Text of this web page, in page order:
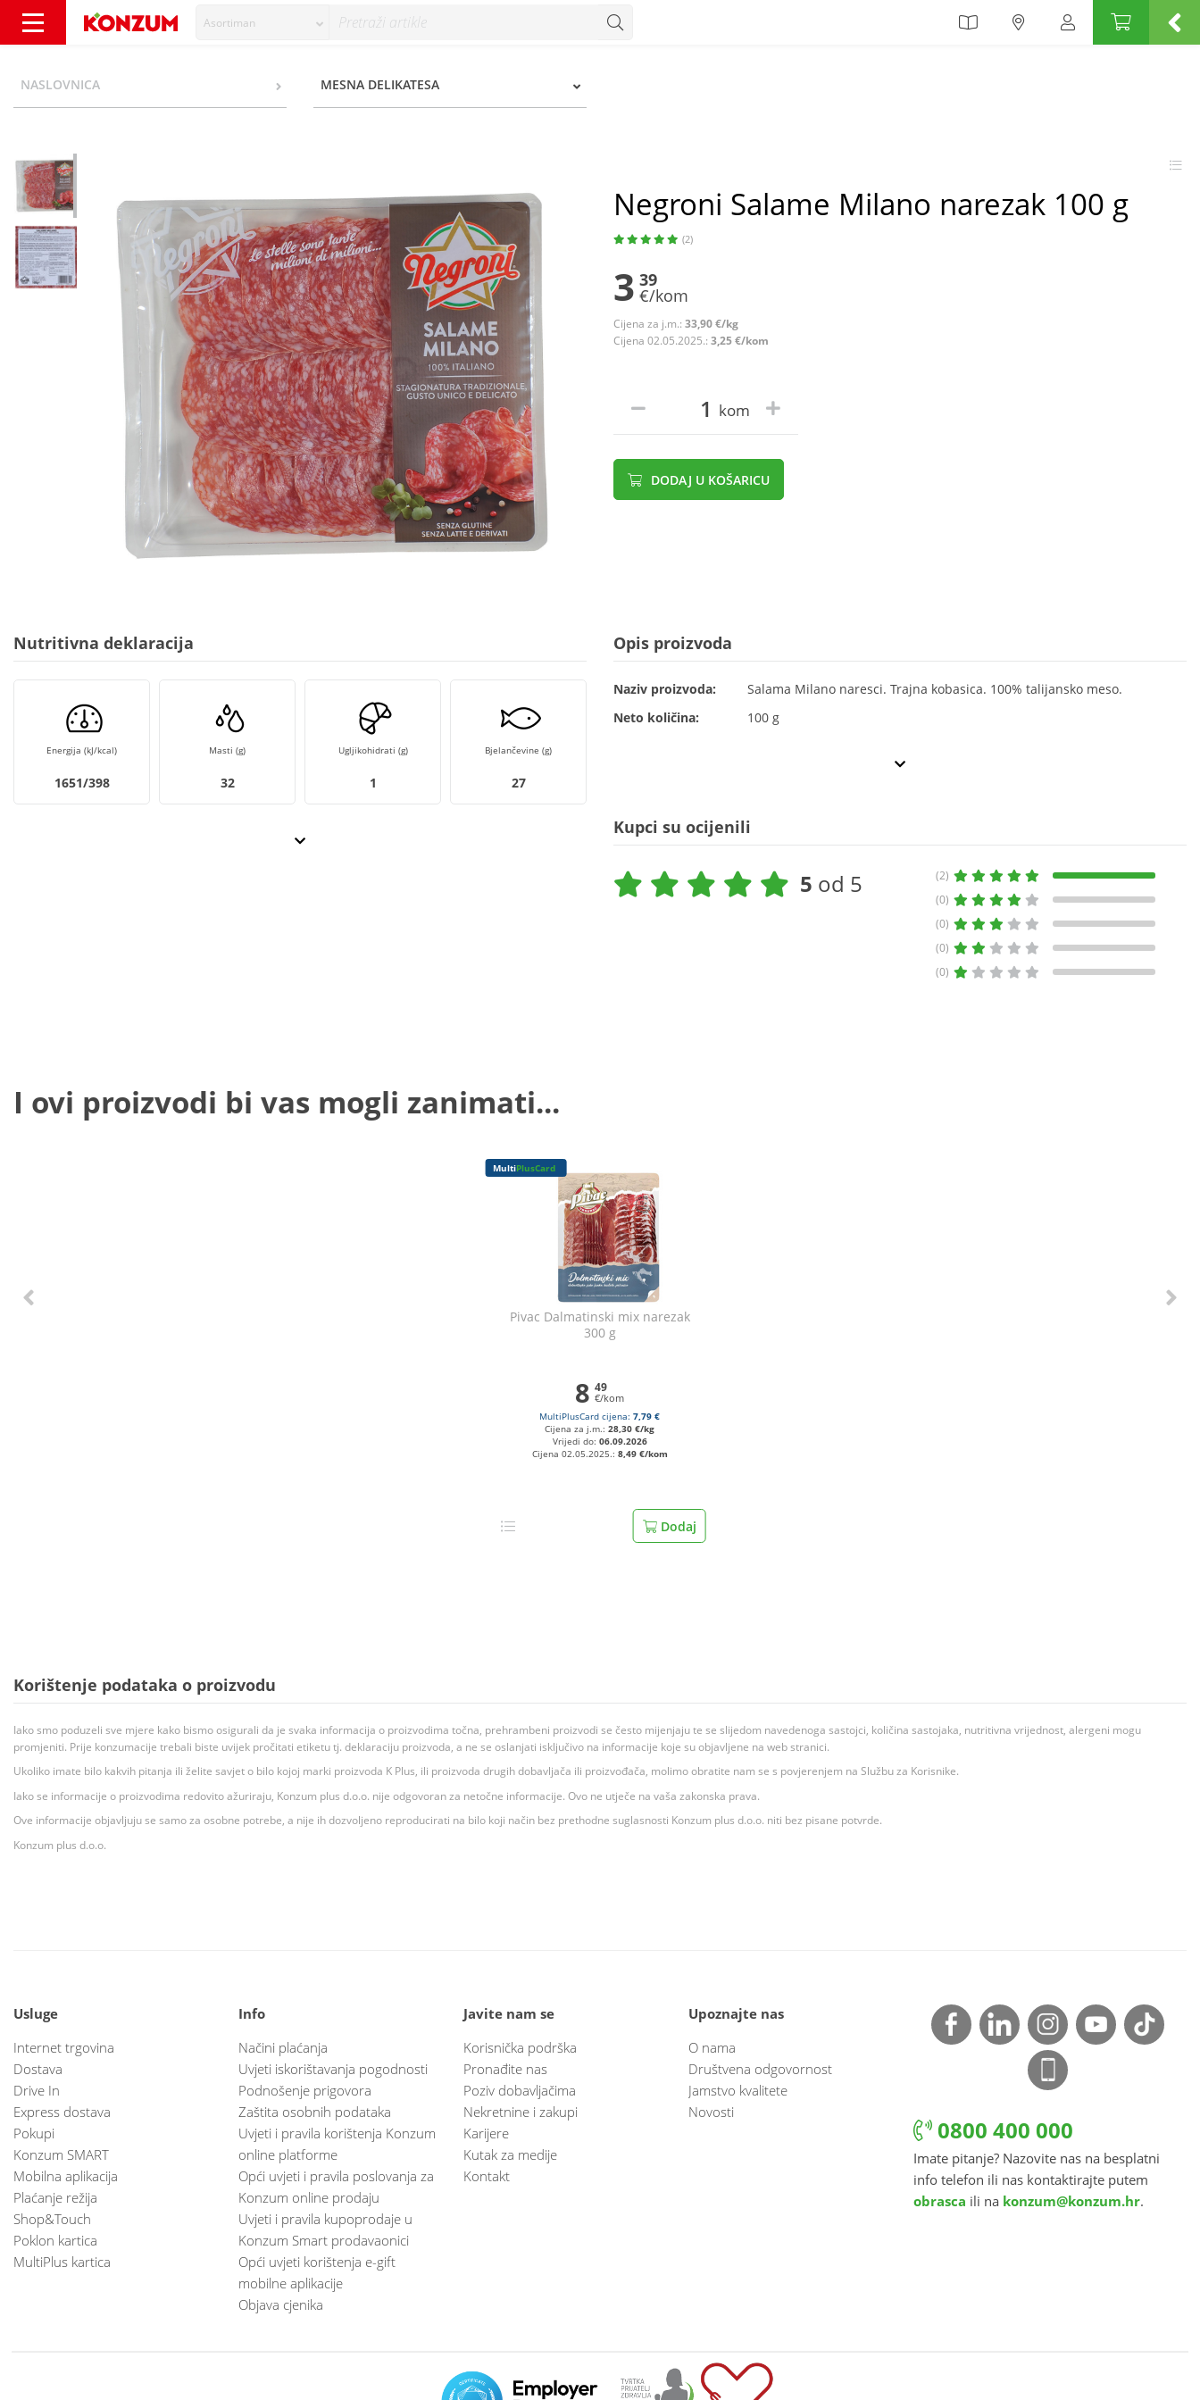
Asortiman
NASLOVNICA MESNA DELIKATESA
Negroni Salame Milano narezak 100 g
(2)
3 39
€/kom
Cijena za j.m.: 33,90 €/kg
Cijena 02.05.2025.: 3,25 €/kom
kom
DODAJ U KOŠARICU
Nutritivna deklaracija
Energija (kJ/kcal)
1651/398
Masti (g)
32
Ugljikohidrati (g)
1
Bjelančevine (g)
27
Opis proizvoda
Naziv proizvoda:
Salama Milano naresci. Trajna kobasica. 100% talijansko meso.
Neto količina:
100 g
Kupci su ocijenili
5 od 5
(2)
(0)
(0)
(0)
(0)
I ovi proizvodi bi vas mogli zanimati...
MultiPlusCard
Pivac Dalmatinski mix narezak
300 g
8 49
€/kom
MultiPlusCard cijena:7,79 €
Cijena za j.m.:28,30 €/kg
Vrijedi do: 06.09.2026
Cijena 02.05.2025.: 8,49 €/kom
Dodaj
Korištenje podataka o proizvodu
Iako smo poduzeli sve mjere kako bismo osigurali da je svaka informacija o proizvodima točna, prehrambeni proizvodi se često mijenjaju te se slijedom navedenoga sastojci, količina sastojaka, nutritivna vrijednost, alergeni mogu
promjeniti. Prije konzumacije trebali biste uvijek pročitati etiketu tj. deklaraciju proizvoda, a ne se oslanjati isključivo na informacije koje su objavljene na web stranici.
Ukoliko imate bilo kakvih pitanja ili želite savjet o bilo kojoj marki proizvoda K Plus, ili proizvoda drugih dobavljača ili proizvođača, molimo obratite nam se s povjerenjem na Službu za Korisnike.
Iako se informacije o proizvodima redovito ažuriraju, Konzum plus d.o.o. nije odgovoran za netočne informacije. Ovo ne utječe na vaša zakonska prava.
Ove informacije objavljuju se samo za osobne potrebe, a nije ih dozvoljeno reproducirati na bilo koji način bez prethodne suglasnosti Konzum plus d.o.o. niti bez pisane potvrde.
Konzum plus d.o.o.
Usluge
Internet trgovina
Dostava
Drive In
Express dostava
Pokupi
Konzum SMART
Mobilna aplikacija
Plaćanje režija
Shop&Touch
Poklon kartica
MultiPlus kartica
Info
Načini plaćanja
Uvjeti iskorištavanja pogodnosti
Podnošenje prigovora
Zaštita osobnih podataka
Uvjeti i pravila korištenja Konzum
online platforme
Opći uvjeti i pravila poslovanja za
Konzum online prodaju
Uvjeti i pravila kupoprodaje u
Konzum Smart prodavaonici
Opći uvjeti korištenja e-gift
mobilne aplikacije
Objava cjenika
Javite nam se
Korisnička podrška
Pronađite nas
Poziv dobavljačima
Nekretnine i zakupi
Karijere
Kutak za medije
Kontakt
Upoznajte nas
O nama
Društvena odgovornost
Jamstvo kvalitete
Novosti
0800 400 000
Imate pitanje? Nazovite nas na besplatni
info telefon ili nas kontaktirajte putem
obrasca ili na konzum@konzum.hr.